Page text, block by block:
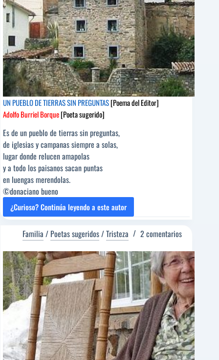
UN PUEBLO DE TIERRAS SIN PREGUNTAS[Poema del Editor]
Adolfo Burriel Borque[Poeta sugerido]
Es de un pueblo de tierras sin preguntas,
de iglesias y campanas siempre a solas,
lugar donde relucen amapolas
y a todo los paisanos sacan puntas
en luengas merendolas.
©donaciano bueno
¿Curioso? Continúa leyendo a este autor
UN
DE
TIERRAS
SIN
PREGUNTAS
[Poema
del
Editor]
Adolfo
Burriel
Borque
[Poeta
sugerido]
Familia / Poetas sugeridos/Tristeza 2 comentarios